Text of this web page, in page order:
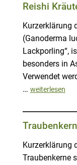
Reishi
Kurzerklärung
(Ganoderma
Lackporling“,
besonders in
Verwendet
… weiterlesen
Kurzerklärung
Traubenkerne